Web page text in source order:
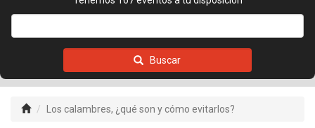
Buscar
Los calambres, ¿qué son y cómo evitarlos?